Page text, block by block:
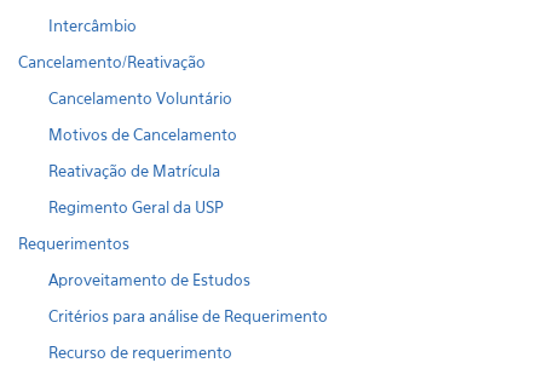
Intercâmbio
Cancelamento/Reativação
Cancelamento Voluntário
Motivos de Cancelamento
Reativação de Matrícula
Regimento Geral da USP
Requerimentos
Aproveitamento de Estudos
Critérios para análise de Requerimento
Recurso de requerimento